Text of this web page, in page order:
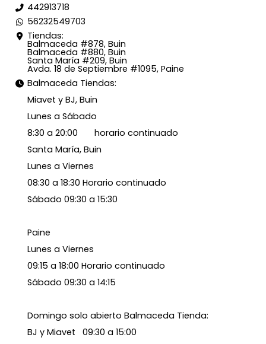
442913718
56232549703
Tiendas:
Balmaceda #878, Buin
Balmaceda #880, Buin
Santa María #209, Buin
Avda. 18 de Septiembre #1095, Paine
Balmaceda Tiendas:
Miavet y BJ, Buin
Lunes a Sábado
8:30 a 20:00 horario continuado
Santa María, Buin
Lunes a Viernes
08:30 a 18:30 Horario continuado
Sábado 09:30 a 15:30
Paine
Lunes a Viernes
09:15 a 18:00 Horario continuado
Sábado 09:30 a 14:15
Domingo solo abierto Balmaceda Tienda:
BJ y Miavet 09:30 a 15:00